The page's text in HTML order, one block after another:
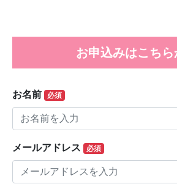
お申込みはこちら
お名前 必須
メールアドレス 必須